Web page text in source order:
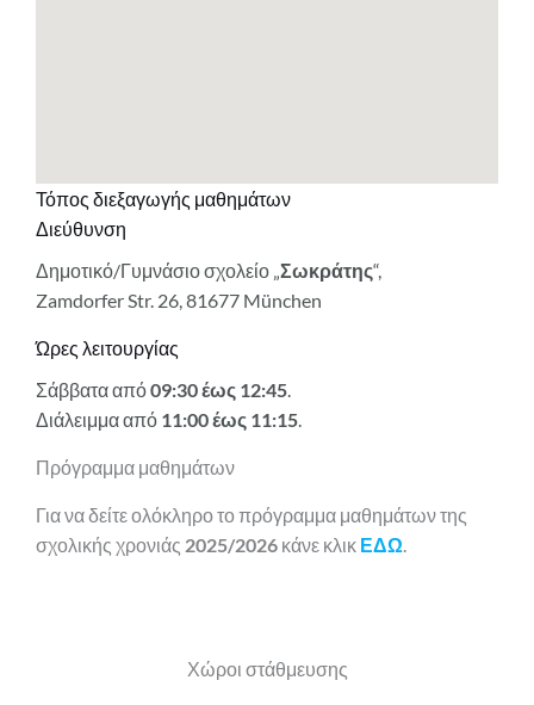
Τόπος διεξαγωγής μαθημάτων
Διεύθυνση
Δημοτικό/Γυμνάσιο σχολείο „ Σωκράτης“,
Zamdorfer Str. 26, 81677 München
Ώρες λειτουργίας
Σάββατα από09:30 έως 12:45
Διάλειμμα από 11:00 έως 11:15
Πρόγραμμα μαθημάτων
Για να δείτε ολόκληρο το πρόγραμμα μαθημάτων της
σχολικής χρονιάς 2025/2026 κάνε κλικ ΕΔΩ
Χώροι στάθμευσης